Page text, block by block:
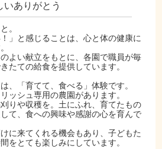
ありがとう
。
」と感じることは、心と体の健康に
よい献立をもとに、各園で職員が毎
たての給食を提供しています。
、「育てて、食べる」体験です。
ッシュ専用の農園があります。
りや収穫を。土にふれ、育てたもの
て、食への興味や感謝の心を育んで
に来てくれる機会もあり、子どもた
をとても楽しみにしています。